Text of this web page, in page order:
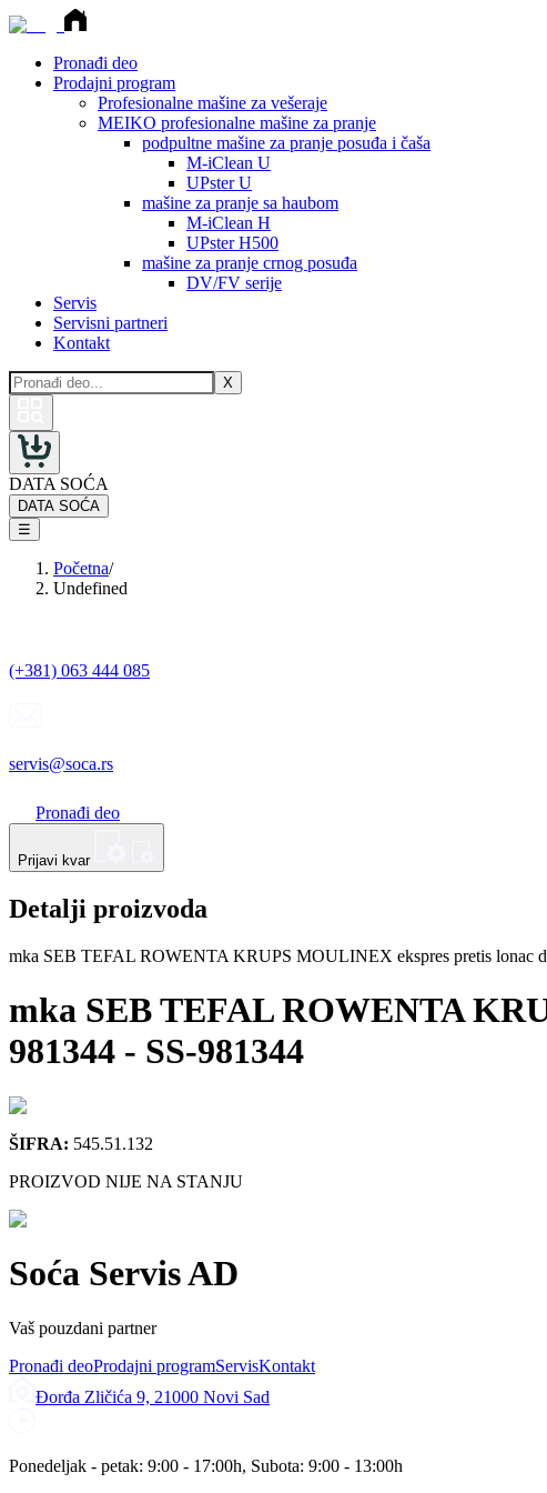
Pronađi deo
Prodajni program
Profesionalne mašine za vešeraje
MEIKO profesionalne mašine za pranje
podpultne mašine za pranje posuđa i čaša
M-iClean U
UPster U
mašine za pranje sa haubom
M-iClean H
UPster H500
mašine za pranje crnog posuđa
DV/FV serije
Servis
Servisni partneri
Kontakt
X
DATA SOĆA
DATA SOĆA
☰
Početna/
Undefined
(+381) 063 444 085
servis@soca.rs
Pronađi deo
Prijavi kvar
Detalji proizvoda
mka SEB TEFAL ROWENTA KRUPS MOULINEX ekspres pretis lonac
mka SEB TEFAL ROWENTA
981344 - SS-981344
ŠIFRA: 545.51.132
PROIZVOD NIJE NA STANJU
Soća Servis AD
Vaš pouzdani partner
Pronađi deoProdajni programServisKontakt
Đorđa Zličića 9, 21000 Novi Sad
Ponedeljak - petak: 9:00 - 17:00h, Subota: 9:00 - 13:00h